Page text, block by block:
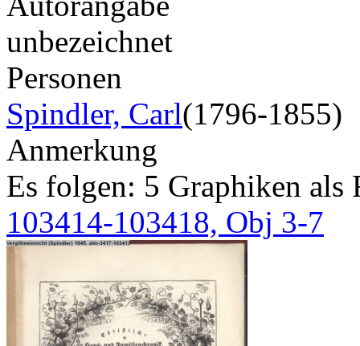
unbezeichnet
Personen
Spindler, Carl(1796-1855)
Anmerkung
Es folgen: 5 Graphiken
103414-103418, Obj 3-7